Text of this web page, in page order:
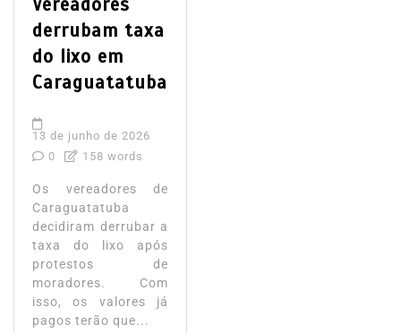
derrubam taxa
do lixo em
Caraguatatuba
13 de junho de 2026
0
158 words
Os vereadores de
Caraguatatuba
decidiram derrubar a
taxa do lixo após
protestos de
moradores. Com
isso, os valores já
pagos terão que...